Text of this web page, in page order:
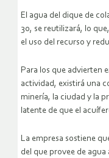
El agua del dique de
30, se reutilizará, lo
el uso del recurso y
Para los que advierten
actividad, existirá una
minería, la ciudad y la
latente de que el
La empresa sostiene
del que provee de